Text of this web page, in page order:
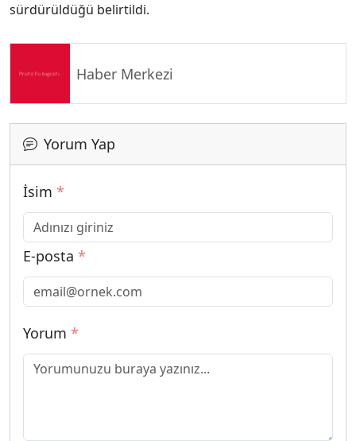
sürdürüldüğü belirtildi.
Haber Merkezi
Yorum Yap
İsim *
E-posta *
Yorum *